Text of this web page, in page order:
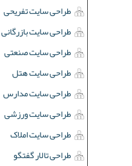
طراحی سایت تفریحی
طراحی سایت بازرگانی
طراحی سایت صنعتی
طراحی سایت هتل
طراحی سایت مدارس
طراحی سایت ورزشی
طراحی سایت املاک
طراحی تالار گفتگو